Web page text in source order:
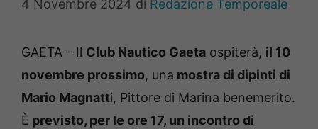
4 Novembre 2024 di Redazione Temporeale
GAETA – Il Club Nautico Gaeta ospiterà, il 10
novembre prossimo, una mostra di dipinti di
Mario Magnatti, Pittore di Marina benemerito.
È previsto, per le ore 17, un incontro di